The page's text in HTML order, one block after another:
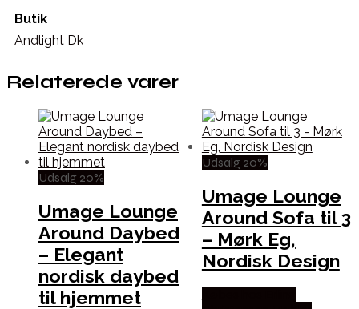
Butik
Andlight Dk
Relaterede varer
Udsalg 20%
Umage Lounge
Around Daybed
– Elegant
nordisk daybed
til hjemmet
Udsalg 20%
Umage Lounge
Around Sofa til 3
– Mørk Eg,
Nordisk Design